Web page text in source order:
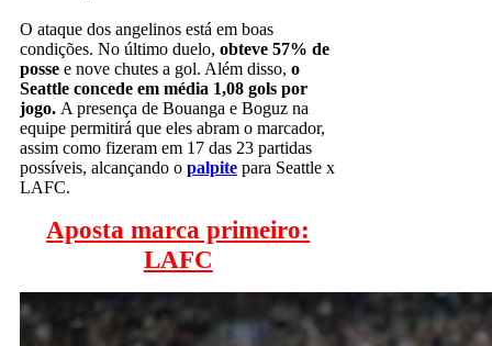
O ataque dos angelinos está em boas
condições. No último duelo, obteve 57% de
posse e nove chutes a gol. Além disso, o
Seattle concede em média 1,08 gols por
jogo. A presença de Bouanga e Boguz na
equipe permitirá que eles abram o marcador,
assim como fizeram em 17 das 23 partidas
possíveis, alcançando o palpite para Seattle x
LAFC.
Aposta marca primeiro:
LAFC